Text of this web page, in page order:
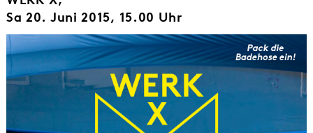
Sa 20. Juni 2015, 15.00 Uhr